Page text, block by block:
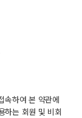
속하여 본 약관에
하는 회원 및 비회